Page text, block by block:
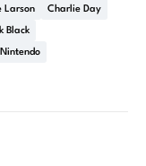
Larson Charlie Day
Black
Nintendo